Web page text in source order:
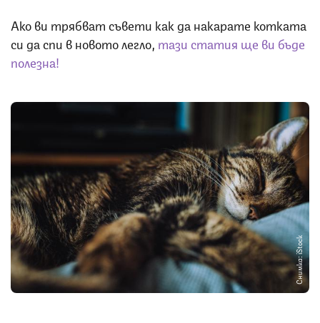
Ако ви трябват съвети как да накарате котката
си да спи в новото легло, тази статия ще ви бъде
полезна!
Снимка: iStock